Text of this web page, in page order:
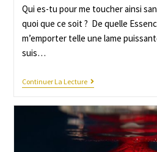
Qui es-tu pour me toucher ainsi
quoi que ce soit ? De quelle
m’emporter telle une lame
suis…
Continuer La Lecture